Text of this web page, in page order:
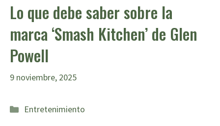
Lo que debe saber sobre la
marca ‘Smash Kitchen’ de Glen
Powell
9 noviembre, 2025
Categorías
Entretenimiento